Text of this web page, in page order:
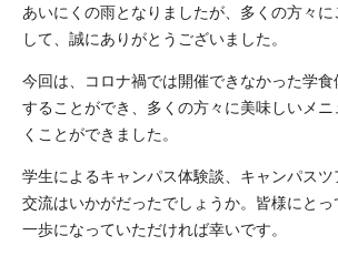
あいにくの雨となりましたが、多くの方々に
して、誠にありがとうございました。
今回は、コロナ禍では開催できなかった学
することができ、多くの方々に美味しいメ
くことができました。
学生によるキャンパス体験談、キャンパス
交流はいかがだったでしょうか。皆様にとっ
一歩になっていただければ幸いです。